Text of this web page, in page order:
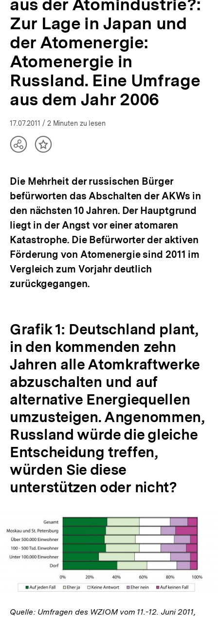
und
der
Atomenergie:
Atomenergie
Russland.
Eine
Umfrage
aus
dem
Jahr
Russland-
Analysen
aus der Atomindustrie?:
Zur Lage in Japan und
der Atomenergie:
Atomenergie in
Russland. Eine Umfrage
aus dem Jahr 2006
17.07.2011 / 2 Minuten zu lesen
TeilenInhalt
Die Mehrheit der russischen Bürger
befürworten das Abschalten der AKWs in
den nächsten 10 Jahren. Der Hauptgrund
liegt in der Angst vor einer atomaren
Katastrophe. Die Befürworter der aktiven
Förderung von Atomenergie sind 2011 im
Vergleich zum Vorjahr deutlich
zurückgegangen.
Grafik 1: Deutschland plant,
in den kommenden zehn
Jahren alle Atomkraftwerke
abzuschalten und auf
alternative Energiequellen
umzusteigen. Angenommen,
Russland würde die gleiche
Entscheidung treffen,
würden Sie diese
unterstützen oder nicht?
öffnen
Quelle: Umfragen des WZIOM vom 11.-12. Juni 2011,